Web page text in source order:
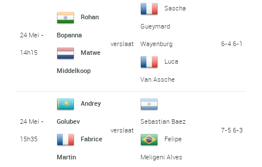
24 Mei -
14h15
Rohan
Bopanna
Matwe
Middelkoop
verslaat
Sascha
Gueymard
Wayenburg
Luca
Van Assche
6-4 6-1
24 Mei -
15h35
Andrey
Golubev
Fabrice
Martin
verslaat
Sebastian Baez
Felipe
Meligeni Alves
7-5 6-3